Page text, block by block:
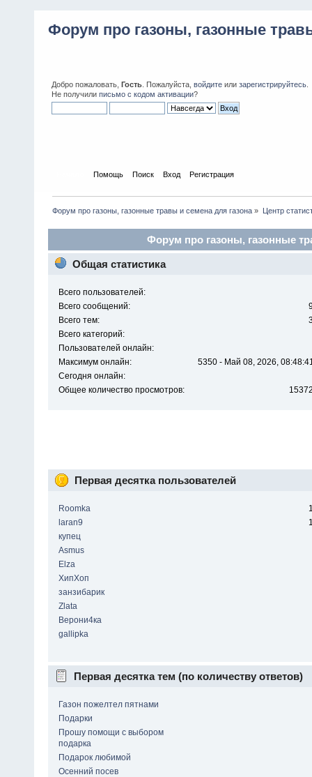
Форум про газоны, газонные
Добро пожаловать, Гость . Пожалуйста, войдите или зарегистрируйтесь
Не получили письмо с кодом активации?
Помощь Поиск Вход Регистрация
Форум про газоны, газонные травы и семена для газона » Центр
Форум про газоны, газонные
Общая статистика
Всего пользователей:
Всего сообщений:
Всего тем:
Всего категорий:
Пользователей онлайн:
Максимум онлайн:
5350 - Май 08, 2026,
Сегодня онлайн:
Общее количество просмотров:
Первая десятка пользователей
Roomka
laran9
купец
Asmus
Elza
ХипХоп
занзибарик
Zlata
Верони4ка
gallipka
Первая десятка тем (по количеству ответов)
Газон пожелтел пятнами
Подарки
Прошу помощи с выбором
подарка
Подарок любимой
Осенний посев